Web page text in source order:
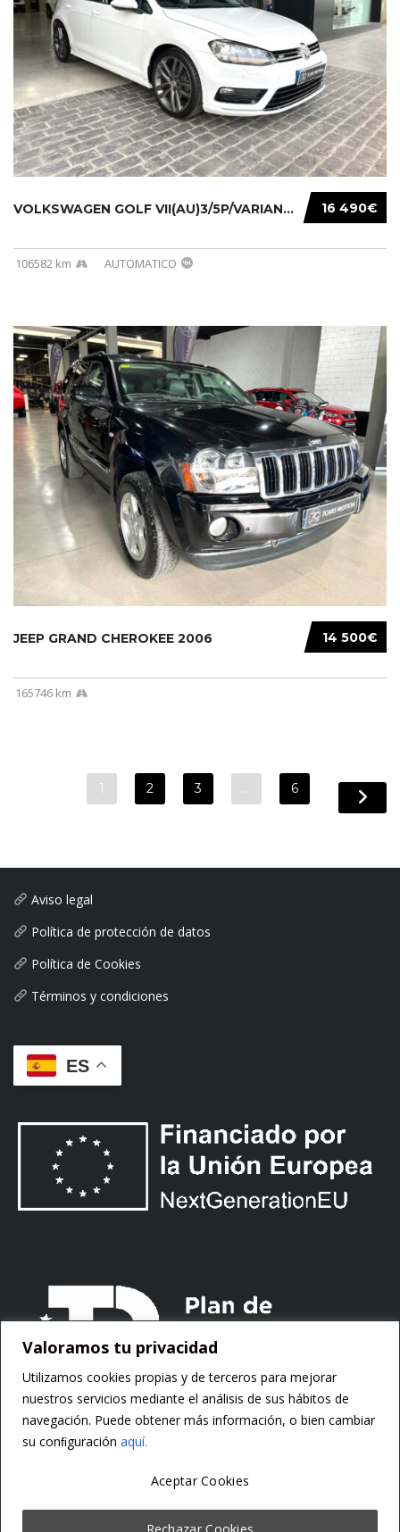
Valoramos tu privacidad
Utilizamos cookies propias y de terceros para mejorar
nuestros servicios mediante el análisis de sus hábitos de
navegación. Puede obtener más información, o bien cambiar
su conﬁguración aquí.
Rechazar Cookies
Aceptar Cookies
16 490€
VOLKSWAGEN GOLF VII(AU)3/5P/VARIANT(12-16 20...
106582 km AUTOMATICO
14 500€
JEEP GRAND CHEROKEE 2006
165746 km
1 2 3 … 6
Aviso legal
Política de protección de datos
Política de Cookies
Términos y condiciones
ES